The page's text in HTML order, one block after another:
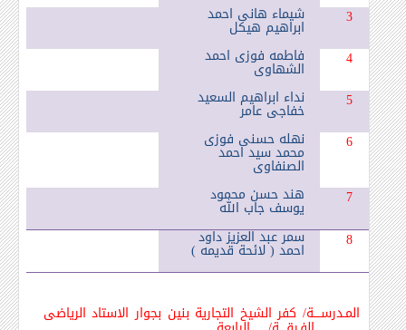
3
شيماء هانى احمد
ابراهيم هيكل
4
فاطمه فوزى احمد
الشهاوى
5
نداء ابراهيم السعيد
خفاجى عامر
6
نهله حسنى فوزى
محمد سيد احمد
الصنفاوى
7
هند حسن محمود
يوسف جاب الله
8
سمر عبد العزيز داود
احمد ( لائحة قديمه )
المـدرســــة/ كفر الشيخ التجارية بنين بجوار الاستاد الرياضى